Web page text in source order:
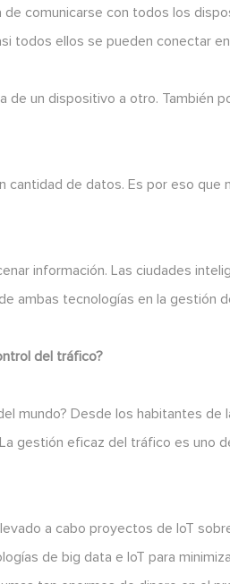
de comunicarse con todos los
todos ellos se pueden conectar
de un dispositivo a otro.
cantidad de datos. Es por eso
información. Las ciudades
ambas tecnologías en la gestión
del tráfico?
mundo? Desde los habitantes de
gestión eficaz del tráfico es uno
a cabo proyectos de IoT
de big data e IoT para